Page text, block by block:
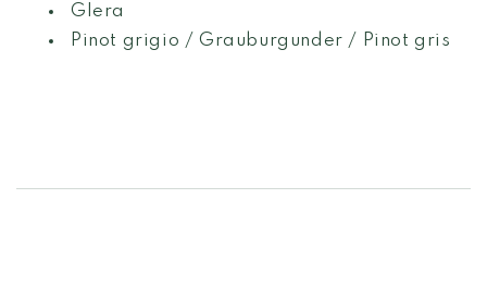
Glera
Pinot grigio / Grauburgunder / Pinot gris